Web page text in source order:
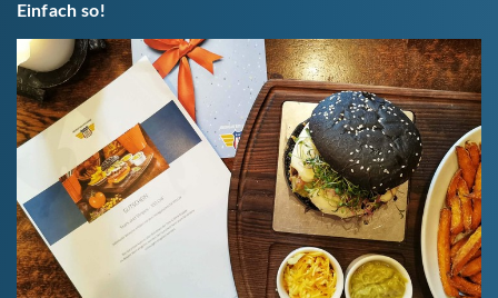
Einfach so!